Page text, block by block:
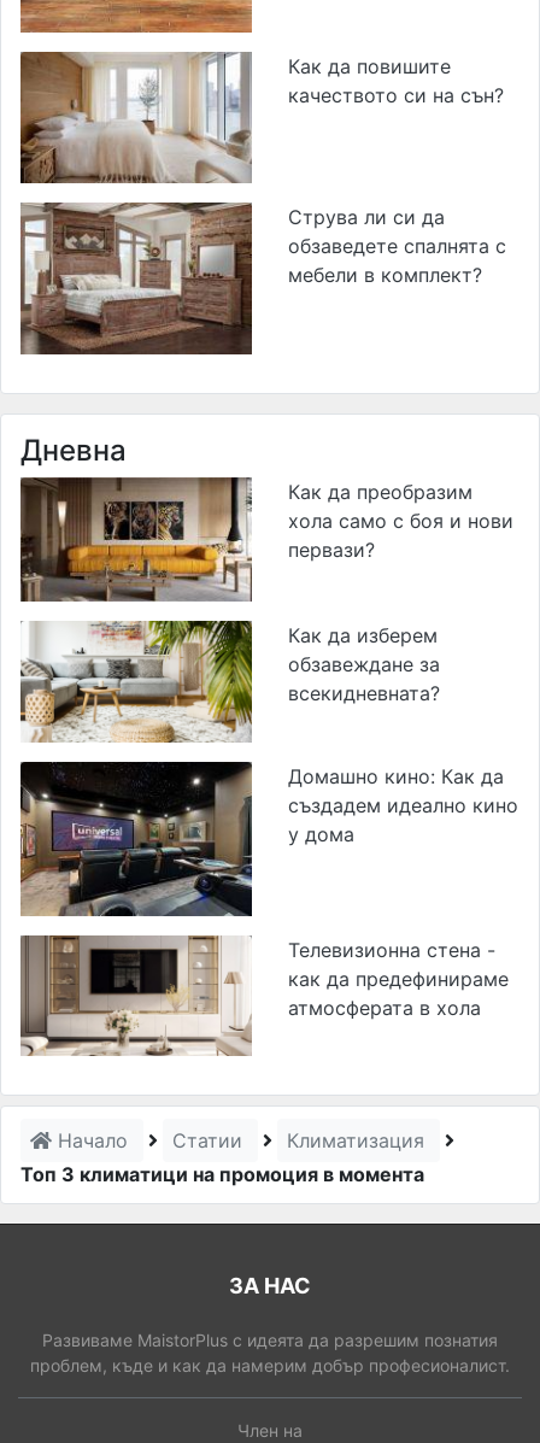
Как да повишите
качеството си на сън?
Струва ли си да
обзаведете спалнята с
мебели в комплект?
Дневна
Как да преобразим
хола само с боя и нови
первази?
Как да изберем
обзавеждане за
всекидневната?
Домашно кино: Как да
създадем идеално кино
у дома
Телевизионна стена -
как да предефинираме
атмосферата в хола
Начало Статии
Климатизация
Топ 3 климатици на промоция в момента
ЗА НАС
Развиваме MaistorPlus с идеята да разрешим познатия
проблем, къде и как да намерим добър професионалист.
Член на